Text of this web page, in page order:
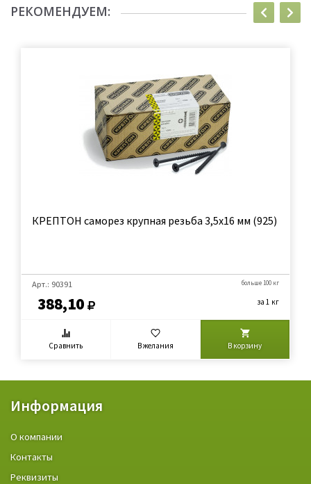
РЕКОМЕНДУЕМ:
КРЕПТОН саморез крупная резьба 3,5х16 мм (925)
Арт.: 90391
388,10
больше 100 кг
за 1 кг
Сравнить В желания В корзину
Информация
О компании
Контакты
Реквизиты